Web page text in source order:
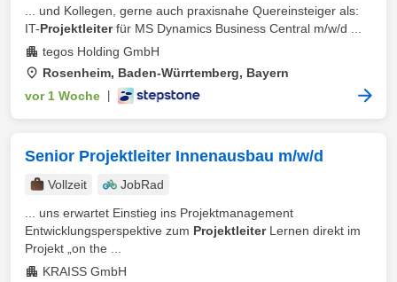
... und Kollegen, gerne auch praxisnahe Quereinsteiger als:
IT-Projektleiterfür MS Dynamics Business Central m/w/d ...
tegos Holding GmbH
Rosenheim, Baden-Würrtemberg, Bayern
vor 1 Woche
Senior Projektleiter Innenausbau m/w/d
Vollzeit
JobRad
... uns erwartet Einstieg ins Projektmanagement
Entwicklungsperspektive zum ProjektleiterLernen direkt im
Projekt „on the ...
KRAISS GmbH